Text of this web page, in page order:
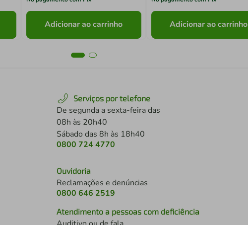
Adicionar ao carrinho Adicionar ao carrinho
Serviços por telefone
De segunda a sexta-feira das
08h às 20h40
Sábado das 8h às 18h40
0800 724 4770
Ouvidoria
Reclamações e denúncias
0800 646 2519
Atendimento a pessoas com deficiência